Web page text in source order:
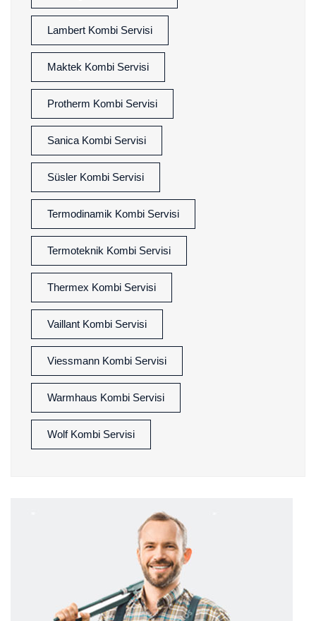
Lambert Kombi Servisi
Maktek Kombi Servisi
Protherm Kombi Servisi
Sanica Kombi Servisi
Süsler Kombi Servisi
Termodinamik Kombi Servisi
Termoteknik Kombi Servisi
Thermex Kombi Servisi
Vaillant Kombi Servisi
Viessmann Kombi Servisi
Warmhaus Kombi Servisi
Wolf Kombi Servisi